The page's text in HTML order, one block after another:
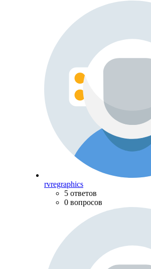
rvregraphics
5 ответов
0 вопросов